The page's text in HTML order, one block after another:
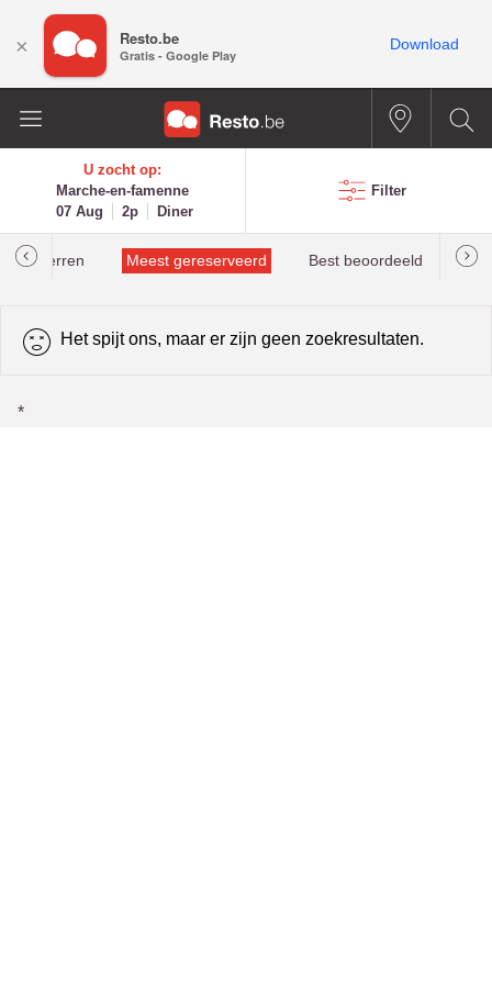
U zocht op:
Marche-en-famenne
07 Aug
2p Diner
Filter
Meest gereserveerd Best beoordeeld
Het spijt ons, maar er zijn geen zoekresultaten.
*
× Resto.be
Gratis - Google Play
Download